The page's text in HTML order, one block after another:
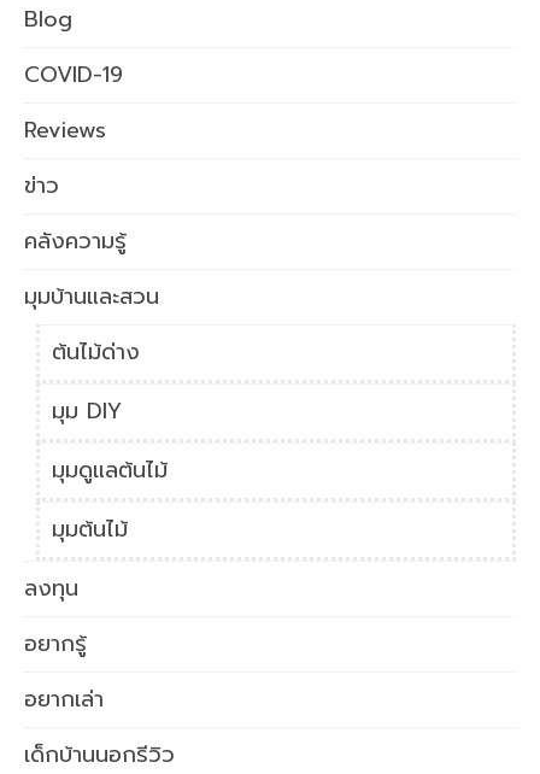
Blog
COVID-19
Reviews
ข่าว
คลังความรู้
มุมบ้านและสวน
ต้นไม้ด่าง
มุม DIY
มุมดูแลต้นไม้
มุมต้นไม้
ลงทุน
อยากรู้
อยากเล่า
เด็กบ้านนอกรีวิว